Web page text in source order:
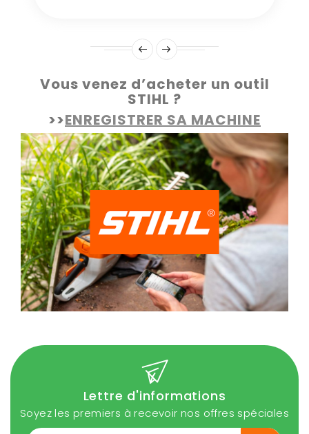
Vous venez d’acheter un outil
STIHL ?
>>ENREGISTRER SA MACHINE
Lettre d'informations
Soyez les premiers à recevoir nos offres spéciales